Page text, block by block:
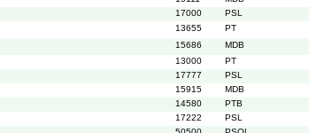
17000 PSL
13655 PT
15686 MDB
13000 PT
17777 PSL
15915 MDB
14580 PTB
17222 PSL